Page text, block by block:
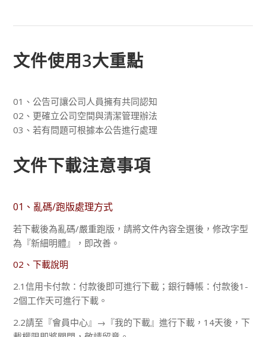
文件使用3大重點
01、公告可讓公司人員擁有共同認知
02、更確立公司空間與清潔管理辦法
03、若有問題可根據本公告進行處理
文件下載注意事項
01、亂碼/跑版處理方式
若下載後為亂碼/嚴重跑版，請將文件內容全選後，修改字型
為『新細明體』，即改善。
02、下載說明
2.1信用卡付款：付款後即可進行下載；銀行轉帳：付款後1-
2個工作天可進行下載。
2.2請至『會員中心』→『我的下載』進行下載，14天後，下